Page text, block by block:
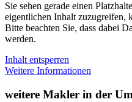
Sie sehen gerade einen
eigentlichen Inhalt zuzugreifen,
Bitte beachten Sie, dass dabei
werden.
Inhalt entsperren
Weitere Informationen
weitere Makler in der